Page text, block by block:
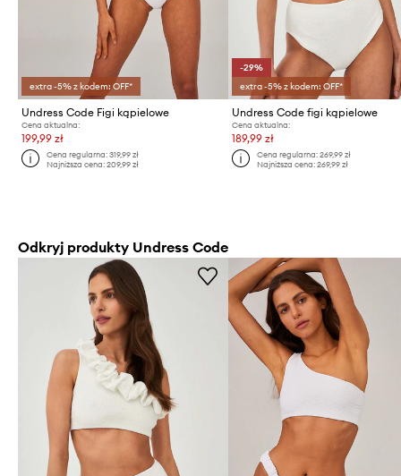
extra -5% z kodem: OFF*
Undress Code Figi kąpielowe
Cena aktualna:
199,99 zł
Cena regularna:319,99 zł
Najniższa cena:209,99 zł
-29%
extra -5% z kodem: OFF*
Undress Code figi kąpielowe
Cena aktualna:
189,99 zł
Cena regularna: 269,99 zł
Najniższa cena: 269,99 zł
Odkryj produkty Undress Code